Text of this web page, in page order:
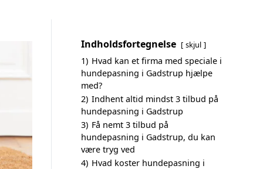
Indholdsfortegnelse skjul
1) Hvad kan et firma med speciale i
hundepasning i Gadstrup hjælpe
med?
2) Indhent altid mindst 3 tilbud på
hundepasning i Gadstrup
3) Få nemt 3 tilbud på
hundepasning i Gadstrup, du kan
være tryg ved
4) Hvad koster hundepasning i